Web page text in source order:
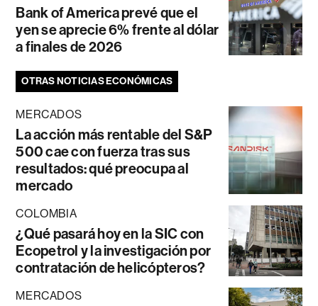
Bank of America prevé que el
yen se aprecie 6% frente al dólar
a finales de 2026
OTRAS NOTICIAS ECONÓMICAS
MERCADOS
La acción más rentable del S&P
500 cae con fuerza tras sus
resultados: qué preocupa al
mercado
COLOMBIA
¿Qué pasará hoy en la SIC con
Ecopetrol y la investigación por
contratación de helicópteros?
MERCADOS